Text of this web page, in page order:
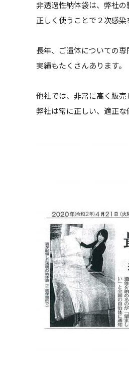
非透過性納体袋は、弊社の
正しく使うことで２次感染
長年、ご遺体についての専
実績もたくさんあります。
他社では、非常に高く販売
弊社は常に正しい、適正な